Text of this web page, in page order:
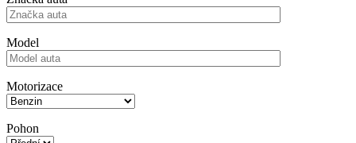
Model
Motorizace
Pohon